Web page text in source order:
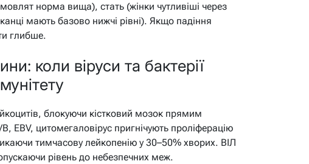
норма вища), стать (жінки чутливіші через
мають базово нижчі рівні). Якщо падіння
глибше.
коли віруси та бактерії
блокуючи кістковий мозок прямим
EBV, цитомегаловірус пригнічують проліферацію
тимчасову лейкопенію у 30–50% хворих. ВІЛ
рівень до небезпечних меж.